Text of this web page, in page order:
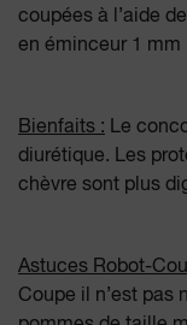
coupées à l’aide
en éminceur 1 mm
Bienfaits : Le
diurétique. Les
chèvre sont plus
Astuces Robot-
Coupe il n’est pas